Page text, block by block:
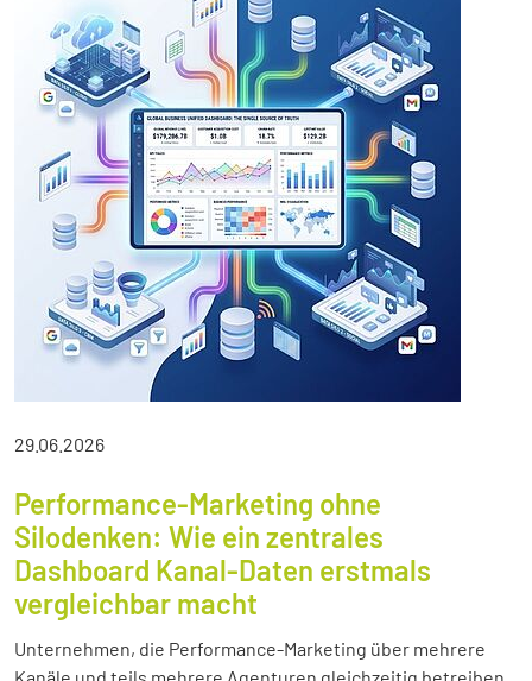
29.06.2026
Performance-Marketing ohne
Silodenken: Wie ein zentrales
Dashboard Kanal-Daten erstmals
vergleichbar macht
Unternehmen, die Performance-Marketing über mehrere